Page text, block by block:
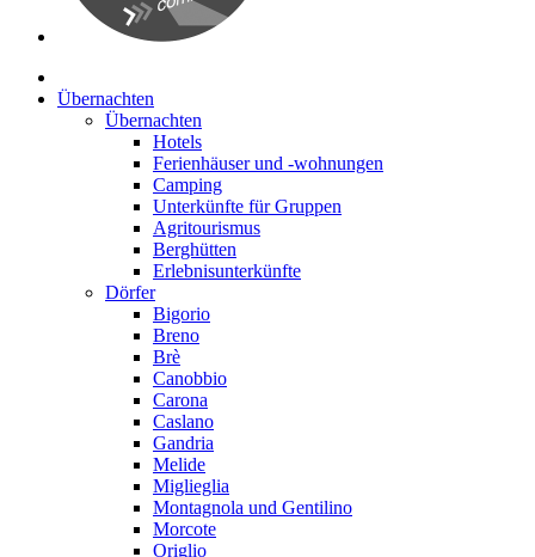
Übernachten
Übernachten
Hotels
Ferienhäuser und -wohnungen
Camping
Unterkünfte für Gruppen
Agritourismus
Berghütten
Erlebnisunterkünfte
Dörfer
Bigorio
Breno
Brè
Canobbio
Carona
Caslano
Gandria
Melide
Miglieglia
Montagnola und Gentilino
Morcote
Origlio